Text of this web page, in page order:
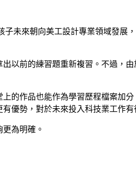
未來朝向美工設計專業領域發展
以前的練習題重新複習。不過，
的作品也能作為學習歷程檔案加
優勢，對於未來投入科技業工作有
為明確。